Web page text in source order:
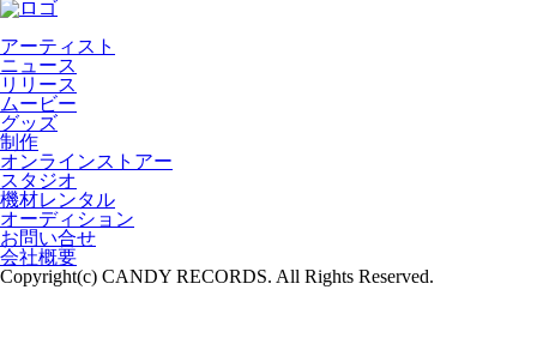
アーティスト
ニュース
リリース
ムービー
グッズ
制作
オンラインストアー
スタジオ
機材レンタル
オーディション
お問い合せ
会社概要
Copyright(c) CANDY RECORDS. All Rights Reserved.